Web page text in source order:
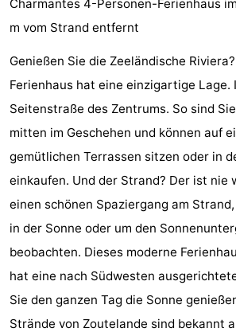
Aparthotel
Zoutelande
Duinflat
-
Duinoord
-
Duinweg
18
-
Kurhaus
-
Residentie
Soutelande
Campingplätze
Ferienhäuser
-
De
-
Charmantes 4-Personen-Ferienhaus
m vom Strand entfernt
Genießen Sie die Zeeländische
Ferienhaus hat eine einzigartige Lage.
Seitenstraße des Zentrums. So sind
mitten im Geschehen und können auf
gemütlichen Terrassen sitzen oder in
einkaufen. Und der Strand? Der ist nie
einen schönen Spaziergang am
in der Sonne oder um den
beobachten. Dieses moderne
hat eine nach Südwesten
Sie den ganzen Tag die Sonne
Strände von Zoutelande sind bekannt